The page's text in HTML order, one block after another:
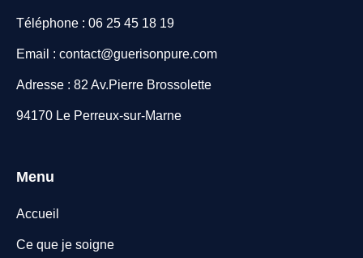
Téléphone : 06 25 45 18 19
Email : contact@guerisonpure.com
Adresse : 82 Av.Pierre Brossolette
94170 Le Perreux-sur-Marne
Menu
Accueil
Ce que je soigne